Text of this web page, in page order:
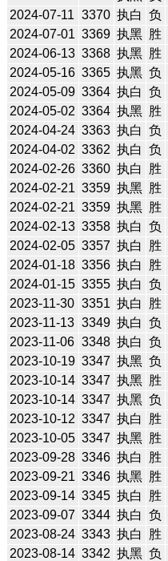
2024-07-11 3370 执白 负
2024-07-01 3369 执黑 胜
2024-06-13 3368 执黑 胜
2024-05-16 3365 执黑 负
2024-05-09 3364 执白 负
2024-05-02 3364 执黑 胜
2024-04-24 3363 执白 负
2024-04-02 3362 执白 负
2024-02-26 3360 执白 胜
2024-02-21 3359 执黑 胜
2024-02-21 3359 执黑 胜
2024-02-13 3358 执白 负
2024-02-05 3357 执白 胜
2024-01-18 3356 执白 胜
2024-01-15 3355 执白 负
2023-11-30 3351 执白 胜
2023-11-13 3349 执白 负
2023-11-06 3348 执白 负
2023-10-19 3347 执黑 负
2023-10-14 3347 执黑 胜
2023-10-14 3347 执黑 负
2023-10-12 3347 执白 胜
2023-10-05 3347 执黑 胜
2023-09-28 3346 执白 胜
2023-09-21 3346 执黑 胜
2023-09-14 3345 执白 胜
2023-09-07 3344 执白 负
2023-08-24 3343 执白 胜
2023-08-14 3342 执黑 负